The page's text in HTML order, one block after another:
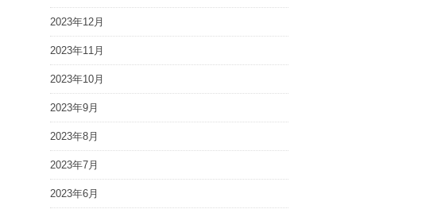
2023年12月
2023年11月
2023年10月
2023年9月
2023年8月
2023年7月
2023年6月